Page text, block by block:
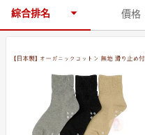
居家生活 3C家電
日本購物 電子/紙本書
綜合排名 價格